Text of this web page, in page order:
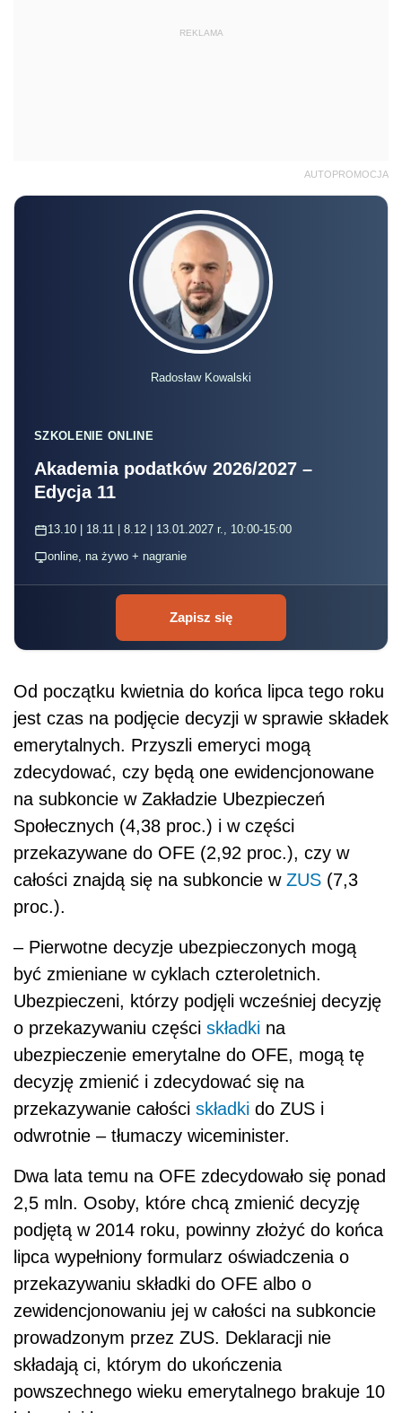
REKLAMA
AUTOPROMOCJA
Radosław Kowalski
SZKOLENIE ONLINE
Akademia podatków 2026/2027 –
Edycja 11
13.10 | 18.11 | 8.12 | 13.01.2027 r., 10:00-15:00
online, na żywo + nagranie
Zapisz się
Od początku kwietnia do końca lipca tego roku
jest czas na podjęcie decyzji w sprawie składek
emerytalnych. Przyszli emeryci mogą
zdecydować, czy będą one ewidencjonowane
na subkoncie w Zakładzie Ubezpieczeń
Społecznych (4,38 proc.) i w części
przekazywane do OFE (2,92 proc.), czy w
całości znajdą się na subkoncie w ZUS (7,3
proc.).
– Pierwotne decyzje ubezpieczonych mogą
być zmieniane w cyklach czteroletnich.
Ubezpieczeni, którzy podjęli wcześniej decyzję
o przekazywaniu części składki na
ubezpieczenie emerytalne do OFE, mogą tę
decyzję zmienić i zdecydować się na
przekazywanie całości składki do ZUS i
odwrotnie – tłumaczy wiceminister.
Dwa lata temu na OFE zdecydowało się ponad
2,5 mln. Osoby, które chcą zmienić decyzję
podjętą w 2014 roku, powinny złożyć do końca
lipca wypełniony formularz oświadczenia o
przekazywaniu składki do OFE albo o
zewidencjonowaniu jej w całości na subkoncie
prowadzonym przez ZUS. Deklaracji nie
składają ci, którym do ukończenia
powszechnego wieku emerytalnego brakuje 10